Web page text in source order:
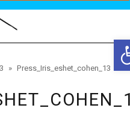
» Press_Iris_eshet_cohen_13